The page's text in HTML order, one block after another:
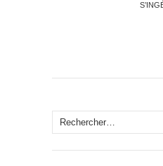
Rechercher :